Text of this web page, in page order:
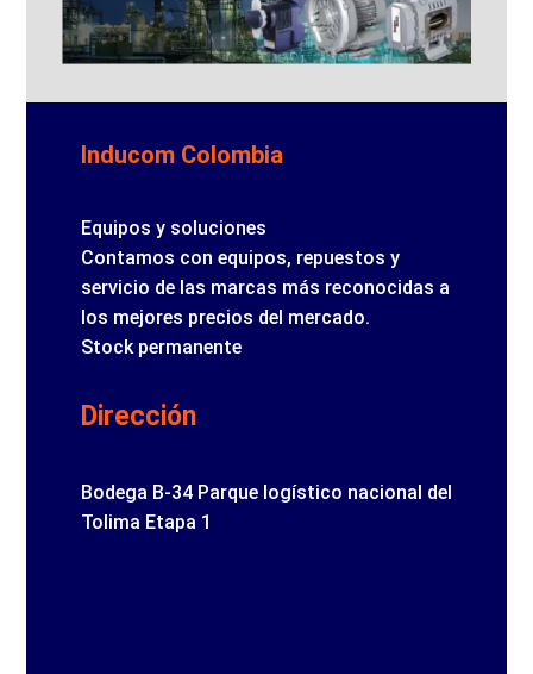
Inducom Colombia
Equipos y soluciones
Contamos con equipos, repuestos y
servicio de las marcas más reconocidas a
los mejores precios del mercado.
Stock permanente
Dirección
Bodega B-34 Parque logístico nacional del
Tolima Etapa 1